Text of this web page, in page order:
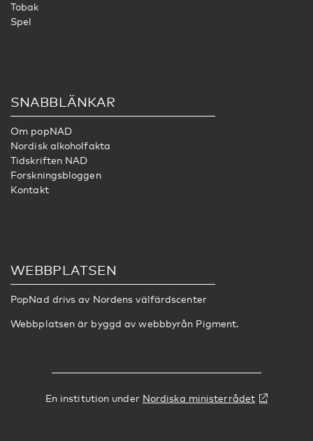
Tobak
Spel
SNABBLÄNKAR
Om popNAD
Nordisk alkoholfakta
Tidskriften NAD
Forskningsbloggen
Kontakt
WEBBPLATSEN
PopNad drivs av Nordens välfärdscenter
Webbplatsen är byggd av webbbyrån Pigment.
En institution under Nordiska ministerrådet